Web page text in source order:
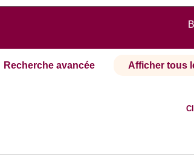
Recherche avancée Afficher tous